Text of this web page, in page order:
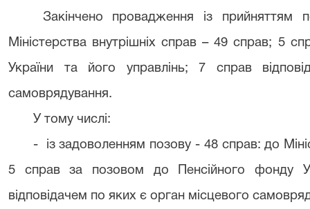
Закінчено провадження із
Міністерства внутрішніх справ – 49 справ; 5
України та його управлінь; 7 справ
самоврядування.
У тому числі:
- із задоволенням позову - 48 справ: до
5 справ за позовом до Пенсійного фонду
відповідачем по яких є орган місцевого